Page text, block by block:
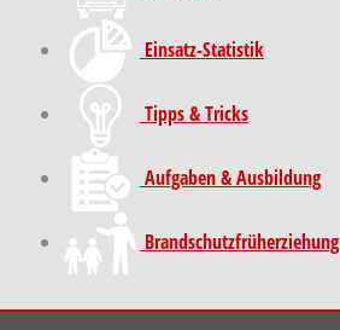
Einsatz-Statistik
Tipps & Tricks
Aufgaben & Ausbildung
Brand­schutz­früh­erziehung